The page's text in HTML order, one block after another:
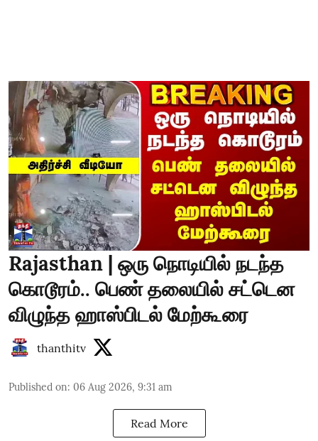
Rajasthan | ஒரு நொடியில் நடந்த
கொடூரம்.. பெண் தலையில் சட்டென
விழுந்த ஹாஸ்பிடல் மேற்கூரை
thanthitv
Published on: 06 Aug 2026, 9:31 am
Read More